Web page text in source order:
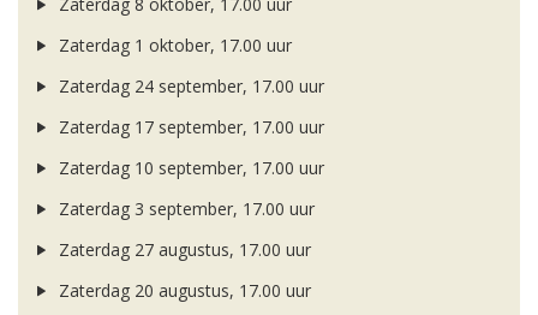
Zaterdag 8 oktober, 17.00 uur
Zaterdag 1 oktober, 17.00 uur
Zaterdag 24 september, 17.00 uur
Zaterdag 17 september, 17.00 uur
Zaterdag 10 september, 17.00 uur
Zaterdag 3 september, 17.00 uur
Zaterdag 27 augustus, 17.00 uur
Zaterdag 20 augustus, 17.00 uur